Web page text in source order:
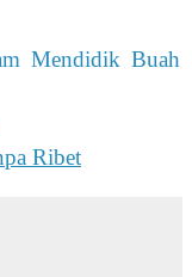
Mendidik Buah
Ribet